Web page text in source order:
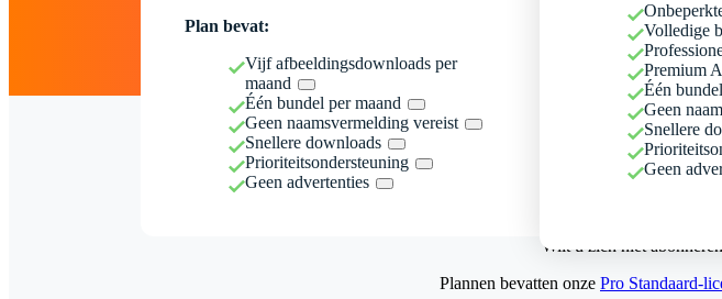
Plan bevat:
Vijf afbeeldingsdownloads per
maand
Één bundel per maand
Geen naamsvermelding vereist
Snellere downloads
Prioriteitsondersteuning
Geen advertenties
Volledige
Premium
Één
Geen
Snellere
Geen
Wilt u zich niet
Plannen bevatten onze Pro Standaard-